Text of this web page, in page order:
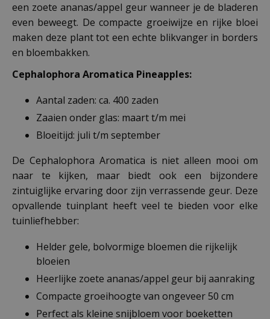
een zoete ananas/appel geur wanneer je de bladeren
even beweegt. De compacte groeiwijze en rijke bloei
maken deze plant tot een echte blikvanger in borders
en bloembakken.
Cephalophora Aromatica Pineapples:
Aantal zaden: ca. 400 zaden
Zaaien onder glas: maart t/m mei
Bloeitijd: juli t/m september
De Cephalophora Aromatica is niet alleen mooi om
naar te kijken, maar biedt ook een bijzondere
zintuiglijke ervaring door zijn verrassende geur. Deze
opvallende tuinplant heeft veel te bieden voor elke
tuinliefhebber:
Helder gele, bolvormige bloemen die rijkelijk
bloeien
Heerlijke zoete ananas/appel geur bij aanraking
Compacte groeihoogte van ongeveer 50 cm
Perfect als kleine snijbloem voor boeketten